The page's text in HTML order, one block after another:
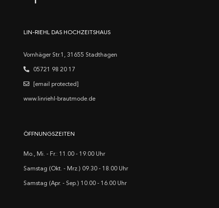
LIN-RIEHL DAS HOCHZEITSHAUS
Vornhäger Str.1, 31655 Stadthagen
05721 98 20 17
[email protected]
www.linriehl-brautmode.de
ÖFFNUNGSZEITEN
Mo., Mi. - Fr.: 11.00 - 19.00 Uhr
Samstag (Okt. - Mrz.) 09.30 - 18.00 Uhr
Samstag (Apr. - Sep.) 10.00 - 16.00 Uhr